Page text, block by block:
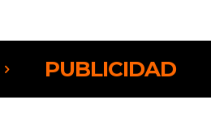
PUBLICIDAD